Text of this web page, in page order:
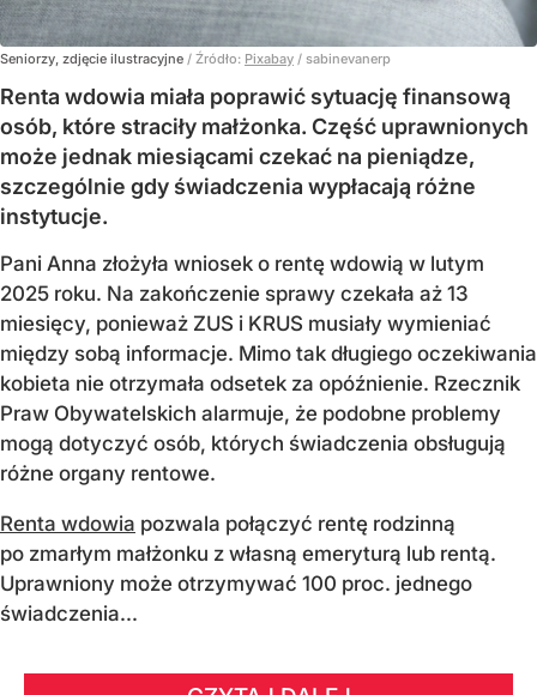
Seniorzy, zdjęcie ilustracyjne / Źródło: Pixabay / sabinevanerp
Renta wdowia miała poprawić sytuację finansową
osób, które straciły małżonka. Część uprawnionych
może jednak miesiącami czekać na pieniądze,
szczególnie gdy świadczenia wypłacają różne
instytucje.
Pani Anna złożyła wniosek o rentę wdowią w lutym
2025 roku. Na zakończenie sprawy czekała aż 13
miesięcy, ponieważ ZUS i KRUS musiały wymieniać
między sobą informacje. Mimo tak długiego oczekiwania
kobieta nie otrzymała odsetek za opóźnienie. Rzecznik
Praw Obywatelskich alarmuje, że podobne problemy
mogą dotyczyć osób, których świadczenia obsługują
różne organy rentowe.
Renta wdowia pozwala połączyć rentę rodzinną
po zmarłym małżonku z własną emeryturą lub rentą.
Uprawniony może otrzymywać 100 proc. jednego
świadczenia...